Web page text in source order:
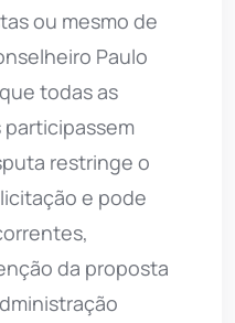
ou mesmo de
Paulo
todas as
restringe o
e pode
da proposta